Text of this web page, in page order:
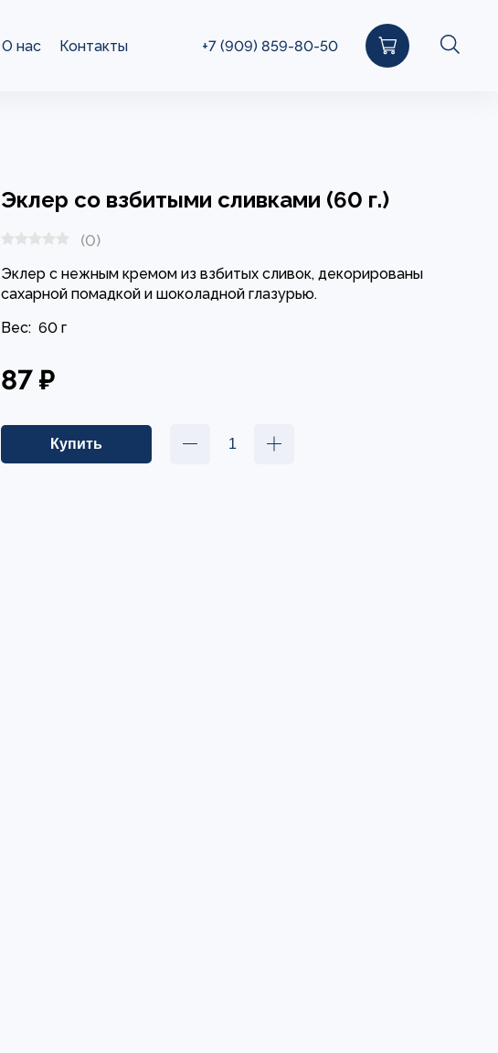
О нас Контакты +7 (909) 859-80-50
Эклер со взбитыми сливками (60 г.)
(0)
Эклер с нежным кремом из взбитых сливок, декорированы
сахарной помадкой и шоколадной глазурью.
Вес: 60 г
87 ₽